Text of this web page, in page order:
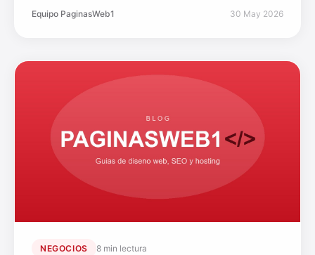
Equipo PaginasWeb1 30 May 2026
NEGOCIOS 8 min lectura